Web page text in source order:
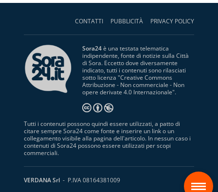
CONTATTI PUBBLICITÀ PRIVACY POLICY
Sora24è una testata telematica
indipendente, fonte di notizie sulla Città
di Sora. Eccetto dove diversamente
indicato, tutti i contenuti sono rilasciati
sotto licenza "Creative Commons
Attribuzione - Non commerciale - Non
opere derivate 4.0 Internazionale".
Tutti i contenuti possono quindi essere utilizzati, a patto di
citare sempre Sora24 come fonte e inserire un link o un
collegamento visibile alla pagina dell'articolo. In nessun caso i
contenuti di Sora24 possono essere utilizzati per scopi
commerciali.
VERDANA Srl - P.IVA 08164381009